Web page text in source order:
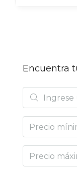
Encuentra